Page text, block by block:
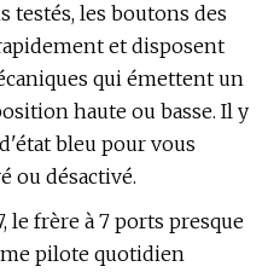
testés, les boutons des
et disposent
qui émettent un
haute ou basse. Il y
bleu pour vous
ou désactivé.
le frère à 7 ports presque
pilote quotidien